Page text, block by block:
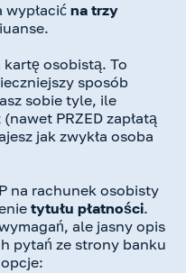
wypłacić na trzy
kartę osobistą. To
sposób
sobie tyle, ile
PRZED zapłatą
jak zwykła osoba
na rachunek osobisty
tytułu płatności.
ale jasny opis
pytań ze strony banku